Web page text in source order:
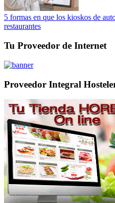
5 formas en que los kioskos de
restaurantes
Tu Proveedor de Internet
Proveedor Integral